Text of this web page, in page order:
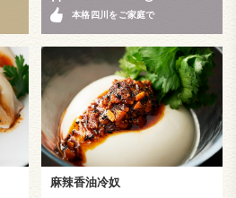
本格四川をご家庭で
麻辣香油冷奴